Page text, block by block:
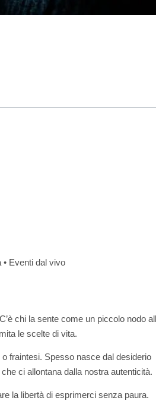
Eventi dal vivo
chi la sente come un piccolo nodo
le scelte di vita.
fraintesi. Spesso nasce dal desiderio
ci allontana dalla nostra autenticità.
la libertà di esprimerci senza paura.